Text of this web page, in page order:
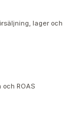
lager och
ROAS